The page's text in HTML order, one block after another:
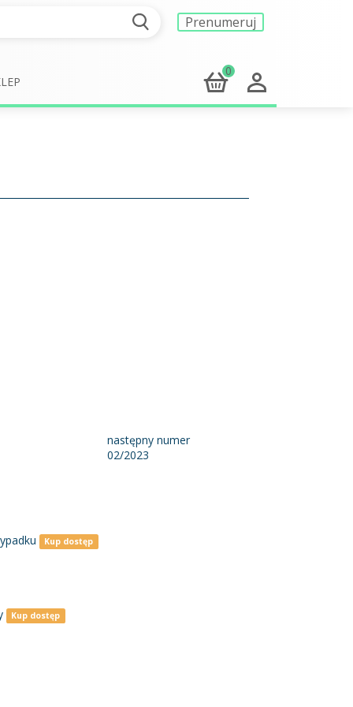
Prenumeruj
0
następny numer
02/2023
Kup dostęp
Kup dostęp